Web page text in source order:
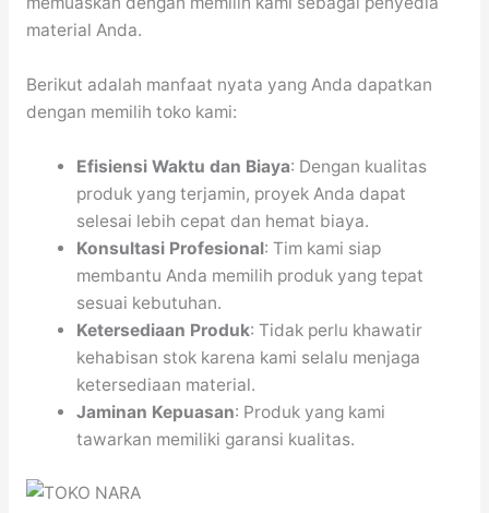
material Anda.
Berikut adalah manfaat nyata yang Anda dapatkan
dengan memilih toko kami:
Efisiensi Waktu dan Biaya: Dengan kualitas
produk yang terjamin, proyek Anda dapat
selesai lebih cepat dan hemat biaya.
Konsultasi Profesional: Tim kami siap
membantu Anda memilih produk yang tepat
sesuai kebutuhan.
Ketersediaan Produk: Tidak perlu khawatir
kehabisan stok karena kami selalu menjaga
ketersediaan material.
Jaminan Kepuasan: Produk yang kami
tawarkan memiliki garansi kualitas.